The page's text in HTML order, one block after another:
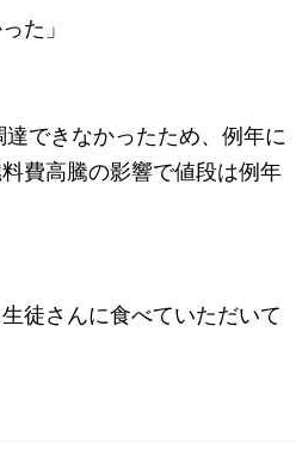
た」
できなかったため、例年に
費高騰の影響で値段は例年
徒さんに食べていただいて